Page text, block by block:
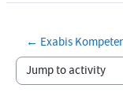
← Exabis
Jump to activity